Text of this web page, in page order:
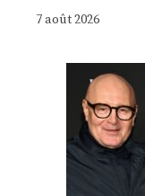
7 août 2026